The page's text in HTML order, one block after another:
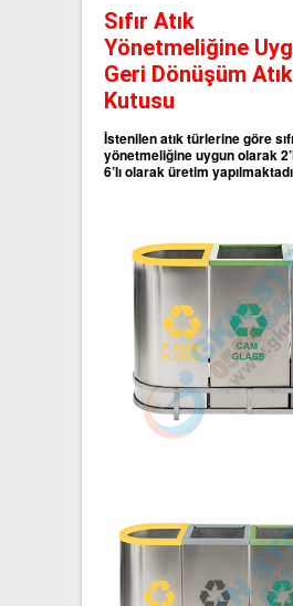
Sıfır Atık
Yönetmeliğine
Geri Dönüşüm Atık
Kutusu
İstenilen atık türlerine göre
yönetmeliğine uygun olarak
6’lı olarak üretim